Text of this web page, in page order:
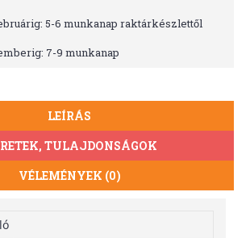
5-6 munkanap raktárkészlettől
7-9 munkanap
LEÍRÁS
TULAJDONSÁGOK
VÉLEMÉNYEK (0)